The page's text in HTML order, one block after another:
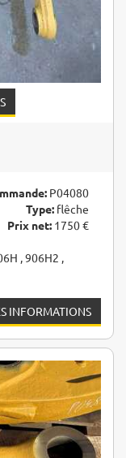
P04080
Type: flêche
Prix net: 1750 €
, 906H2 ,
INFORMATIONS